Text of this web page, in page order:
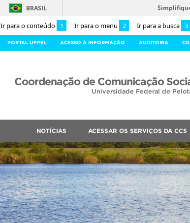
Ir para o conteúdo 1 Ir para o menu 2 Ir para a busca 3
BRASIL
PORTAL UFPEL ACESSO À INFORMAÇÃO AUDITORIA
Coordenação de Comunicação
Universidade Federal de
NOTÍCIAS ACESSAR OS SERVIÇOS DA CCS